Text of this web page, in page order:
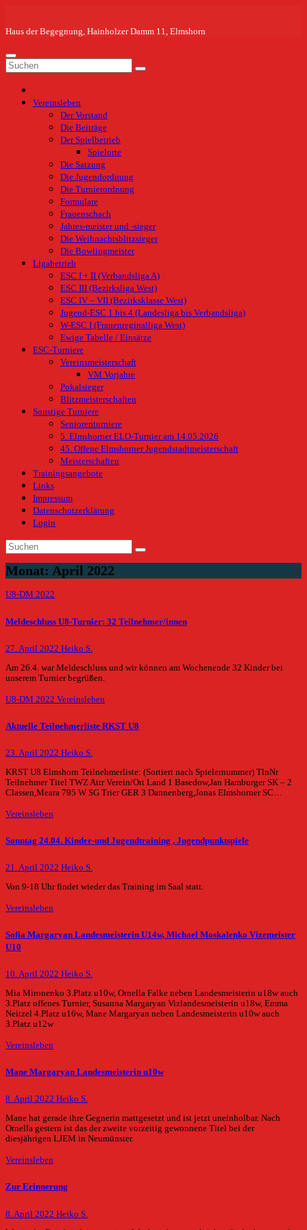
springen
Haus der Begegnung, Hainholzer Damm 11, Elmshorn
Vereinsleben
Der Vorstand
Die Beiträge
Der Spielbetrieb
Spielorte
Die Satzung
Die Jugendordnung
Die Turnierordnung
Formulare
Frauenschach
Jahres-meister und -sieger
Die Weihnachtsblitzsieger
Die Bowlingmeister
Ligabetrieb
ESC I + II (Verbandsliga A)
ESC III (Bezirksliga West)
ESC IV – VII (Bezirksklasse West)
Jugend-ESC 1 bis 4 (Landesliga bis Verbandsliga)
W-ESC I (Frauenreginalliga West)
Ewige Tabelle / Einsätze
ESC-Turniere
Vereinsmeisterschaft
VM Vorjahre
Pokalsieger
Blitzmeisterschaften
Sonstige Turniere
Seniorenturniere
5. Elmshorner ELO-Turnier am 14.05.2026
45. Offene Elmshorner Jugendstadtmeisterschaft
Meisterschaften
Trainingsangebote
Links
Impressum
Datenschutzerklärung
Login
Monat: April 2022
U8-DM 2022
Meldeschluss U8-Turnier: 32 Teilnehmer/innen
27. April 2022 Heiko S.
Am 26.4. war Meldeschluss und wir können am Wochenende 32 Kinder bei
unserem Turnier begrüßen.
U8-DM 2022 Vereinsleben
Aktuelle Teilnehmerliste RKST U8
23. April 2022 Heiko S.
KRST U8 Elmshorn Teilnehmerliste: (Sortiert nach Spielernummer) TlnNr
Teilnehmer Titel TWZ Attr Verein/Ort Land 1 Basedow,Jan Hamburger SK – 2
Classen,Meara 795 W SG Trier GER 3 Dannenberg,Jonas Elmshorner SC…
Vereinsleben
Sonntag 24.04. Kinder-und Jugendtraining , Jugendpunktspiele
21. April 2022 Heiko S.
Von 9-18 Uhr findet wieder das Training im Saal statt.
Vereinsleben
Sofia Margaryan Landesmeisterin U14w, Michael Moskalenko Vizemeister
U10
10. April 2022 Heiko S.
Mia Mironenko 3.Platz u10w, Ornella Falke neben Landesmeisterin u18w auch
3.Platz offenes Turnier, Susanna Margaryan Vizlandesmeisterin u18w, Emma
Neitzel 4.Platz u16w, Mane Margaryan neben Landesmeisterin u10w auch
3.Platz u12w
Vereinsleben
Mane Margaryan Landesmeisterin u10w
8. April 2022 Heiko S.
Mane hat gerade ihre Gegnerin mattgesetzt und ist jetzt uneinholbar. Nach
Ornella gestern ist das der zweite vorzeitig gewonnene Titel bei der
diesjährigen LJEM in Neumünster.
Vereinsleben
Zur Erinnerung
8. April 2022 Heiko S.